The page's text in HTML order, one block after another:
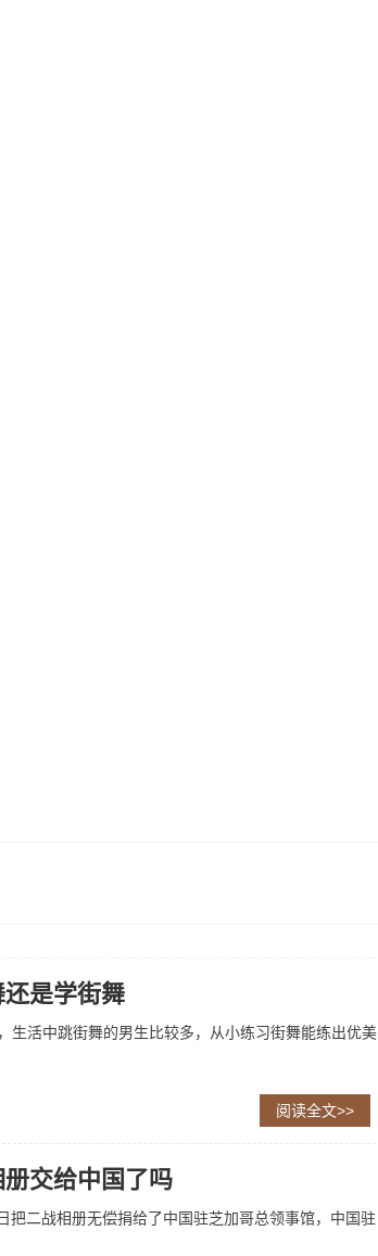
是学街舞
生活中跳街舞的男生比较多，从小练习街舞能练出优美
阅读全文>>
交给中国了吗
把二战相册无偿捐给了中国驻芝加哥总领事馆，中国驻